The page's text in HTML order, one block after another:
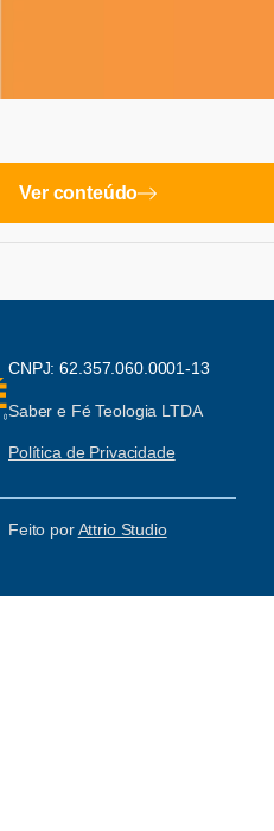
Ver conteúdo
CNPJ: 62.357.060.0001-13
Saber e Fé Teologia LTDA
Política de Privacidade
Feito porAttrio Studio